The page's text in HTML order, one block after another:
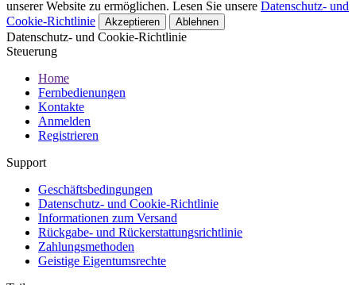
unserer Website zu ermöglichen. Lesen Sie unsere Datenschutz- und
Cookie-Richtlinie
Akzeptieren Ablehnen
Datenschutz- und Cookie-Richtlinie
Steuerung
Home
Fernbedienungen
Kontakte
Anmelden
Registrieren
Support
Geschäftsbedingungen
Datenschutz- und Cookie-Richtlinie
Informationen zum Versand
Rückgabe- und Rückerstattungsrichtlinie
Zahlungsmethoden
Geistige Eigentumsrechte